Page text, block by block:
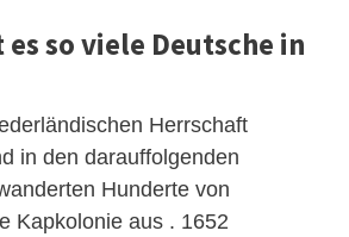
so viele Deutsche in
Herrschaft
in den darauffolgenden
Hunderte von
Kapkolonie aus . 1652